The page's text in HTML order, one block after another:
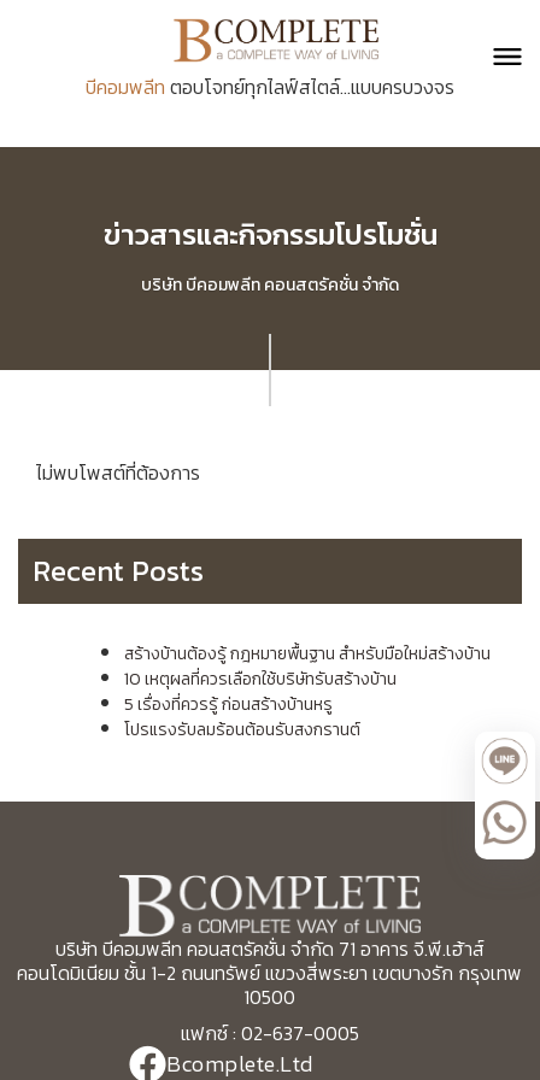
บีคอมพลีท ตอบโจทย์ทุกไลฟ์สไตล์...แบบครบวงจร
ข่าวสารและกิจกรรมโปรโมชั่น
บริษัท บีคอมพลีท คอนสตรัคชั่น จำกัด
ไม่พบโพสต์ที่ต้องการ
Recent Posts
สร้างบ้านต้องรู้ กฎหมายพื้นฐาน สำหรับมือใหม่สร้างบ้าน
10 เหตุผลที่ควรเลือกใช้บริษัทรับสร้างบ้าน
5 เรื่องที่ควรรู้ ก่อนสร้างบ้านหรู
โปรแรงรับลมร้อนต้อนรับสงกรานต์
บริษัท บีคอมพลีท คอนสตรัคชั่น จำกัด 71 อาคาร จี.พี.เฮ้าส์
คอนโดมิเนียม ชั้น 1-2 ถนนทรัพย์ แขวงสี่พระยา เขตบางรัก กรุงเทพ
10500
แฟกซ์ : 02-637-0005
Bcomplete.Ltd